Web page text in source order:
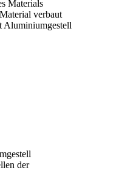
Materials
verbaut
Aluminiumgestell
der